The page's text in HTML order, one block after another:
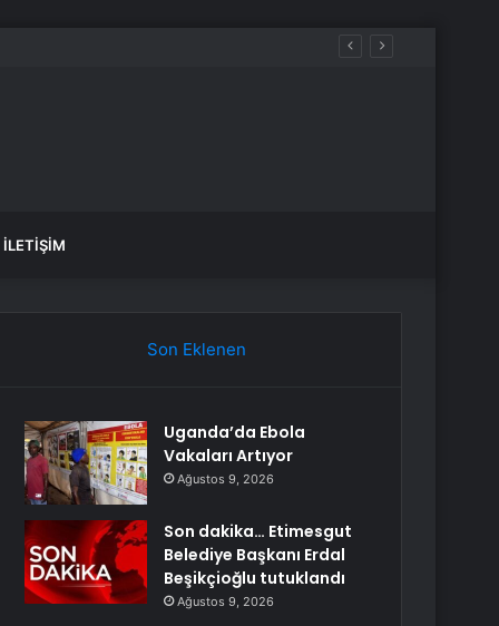
İLETIŞIM
Son Eklenen
Uganda’da Ebola
Vakaları Artıyor
Ağustos 9, 2026
Son dakika… Etimesgut
Belediye Başkanı Erdal
Beşikçioğlu tutuklandı
Ağustos 9, 2026